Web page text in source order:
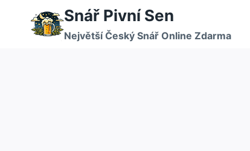
Snář Pivní Sen
Největší Český Snář Online Zdarma